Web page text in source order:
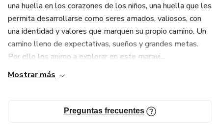
una huella en los corazones de los niños, una huella que les
permita desarrollarse como seres amados, valiosos, con
una identidad y valores que marquen su propio camino. Un
camino lleno de expectativas, sueños y grandes metas.
Por ello les animo a explorar en este maravi...
Mostrar más
Preguntas frecuentes